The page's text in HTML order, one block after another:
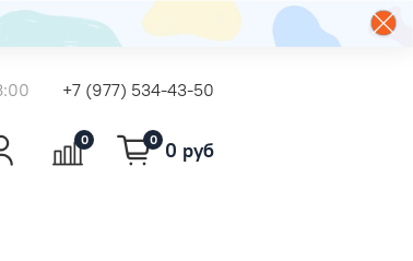
+7 (977) 534-43-50
0 0 0 руб